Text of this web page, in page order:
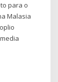
para o
Malasia